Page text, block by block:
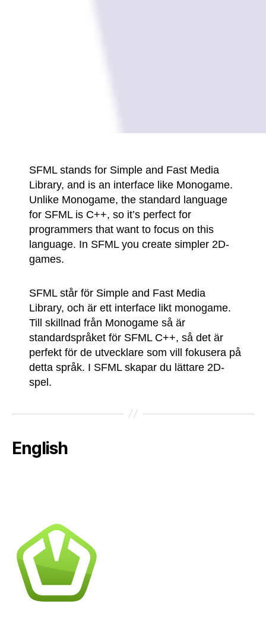
SFML stands for Simple and Fast Media
Library, and is an interface like Monogame.
Unlike Monogame, the standard language
for SFML is C++, so it’s perfect for
programmers that want to focus on this
language. In SFML you create simpler 2D-
games.
SFML står för Simple and Fast Media
Library, och är ett interface likt monogame.
Till skillnad från Monogame så är
standardspråket för SFML C++, så det är
perfekt för de utvecklare som vill fokusera på
detta språk. I SFML skapar du lättare 2D-
spel.
English